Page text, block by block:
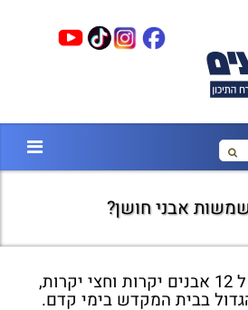
אבני חושן?
אבני החושן הן כינוי ל 12 אבנים יקרות וחצי יקרות,
בבית המקדש בימי קדם.